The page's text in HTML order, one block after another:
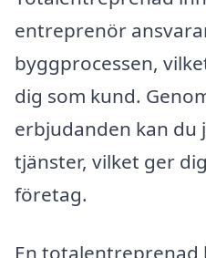
entreprenör
byggprocessen,
dig som kund.
erbjudanden kan du
tjänster, vilket ger
företag.
En totalentreprenad